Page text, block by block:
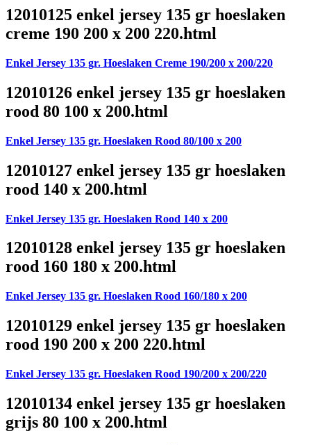
12010125 enkel jersey 135 gr hoeslaken
creme 190 200 x 200 220.html
Enkel Jersey 135 gr. Hoeslaken Creme 190/200 x 200/220
12010126 enkel jersey 135 gr hoeslaken
rood 80 100 x 200.html
Enkel Jersey 135 gr. Hoeslaken Rood 80/100 x 200
12010127 enkel jersey 135 gr hoeslaken
rood 140 x 200.html
Enkel Jersey 135 gr. Hoeslaken Rood 140 x 200
12010128 enkel jersey 135 gr hoeslaken
rood 160 180 x 200.html
Enkel Jersey 135 gr. Hoeslaken Rood 160/180 x 200
12010129 enkel jersey 135 gr hoeslaken
rood 190 200 x 200 220.html
Enkel Jersey 135 gr. Hoeslaken Rood 190/200 x 200/220
12010134 enkel jersey 135 gr hoeslaken
grijs 80 100 x 200.html